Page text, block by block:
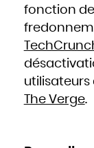
fonction
utilisateurs
The Verge.